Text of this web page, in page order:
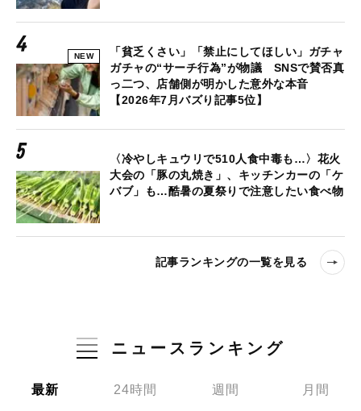
NEW
「貧乏くさい」「禁止にしてほしい」ガチャ
ガチャの“サーチ行為”が物議 SNSで賛否真
っ二つ、店舗側が明かした意外な本音
【2026年7月バズり記事5位】
〈冷やしキュウリで510人食中毒も…〉花火
大会の「豚の丸焼き」、キッチンカーの「ケ
バブ」も…酷暑の夏祭りで注意したい食べ物
記事ランキングの一覧を見る
ニュースランキング
最新 24時間 週間 月間